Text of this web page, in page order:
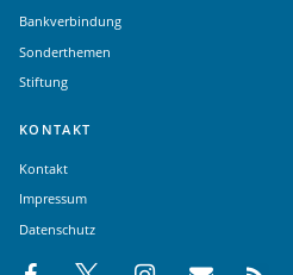
Bankverbindung
Sonderthemen
Stiftung
KONTAKT
Kontakt
Impressum
Datenschutz